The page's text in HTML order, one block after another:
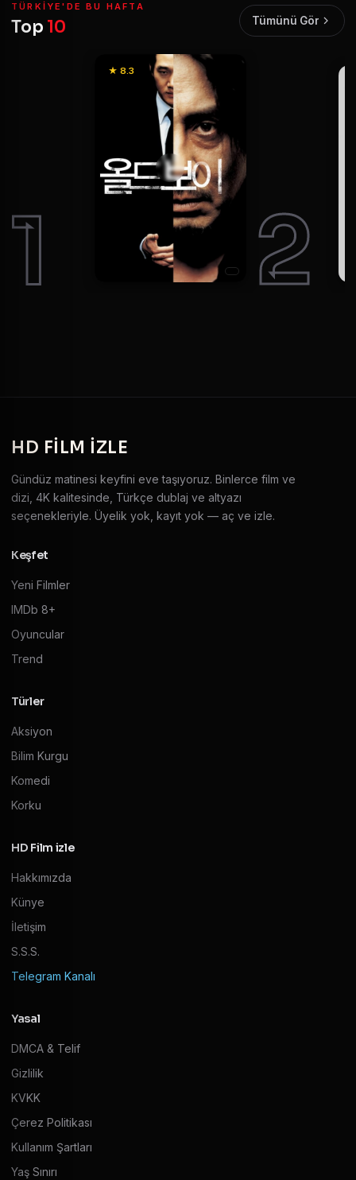
TÜRKIYE'DE BU HAFTA
Top 10 Tümünü Gör
1
★ 8.3
2
HD FILM IZLE
Gündüz matinesi keyfini eve taşıyoruz. Binlerce film ve
dizi, 4K kalitesinde, Türkçe dublaj ve altyazı
seçenekleriyle. Üyelik yok, kayıt yok — aç ve izle.
Keşfet
Yeni Filmler
IMDb 8+
Oyuncular
Trend
Türler
Aksiyon
Bilim Kurgu
Komedi
Korku
HD Film izle
Hakkımızda
Künye
İletişim
S.S.S.
Telegram Kanalı
Yasal
DMCA & Telif
Gizlilik
KVKK
Çerez Politikası
Kullanım Şartları
Yaş Sınırı